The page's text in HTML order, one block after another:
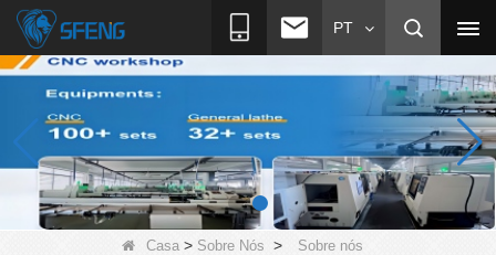
PT
Casa > Sobre Nós > Sobre nós